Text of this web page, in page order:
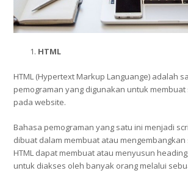
HTML
HTML (Hypertext Markup Languange) adalah
pemograman yang digunakan untuk
pada website.
Bahasa pemograman yang satu ini menjadi
dibuat dalam membuat atau
HTML dapat membuat atau menyusun
untuk diakses oleh banyak orang melalui